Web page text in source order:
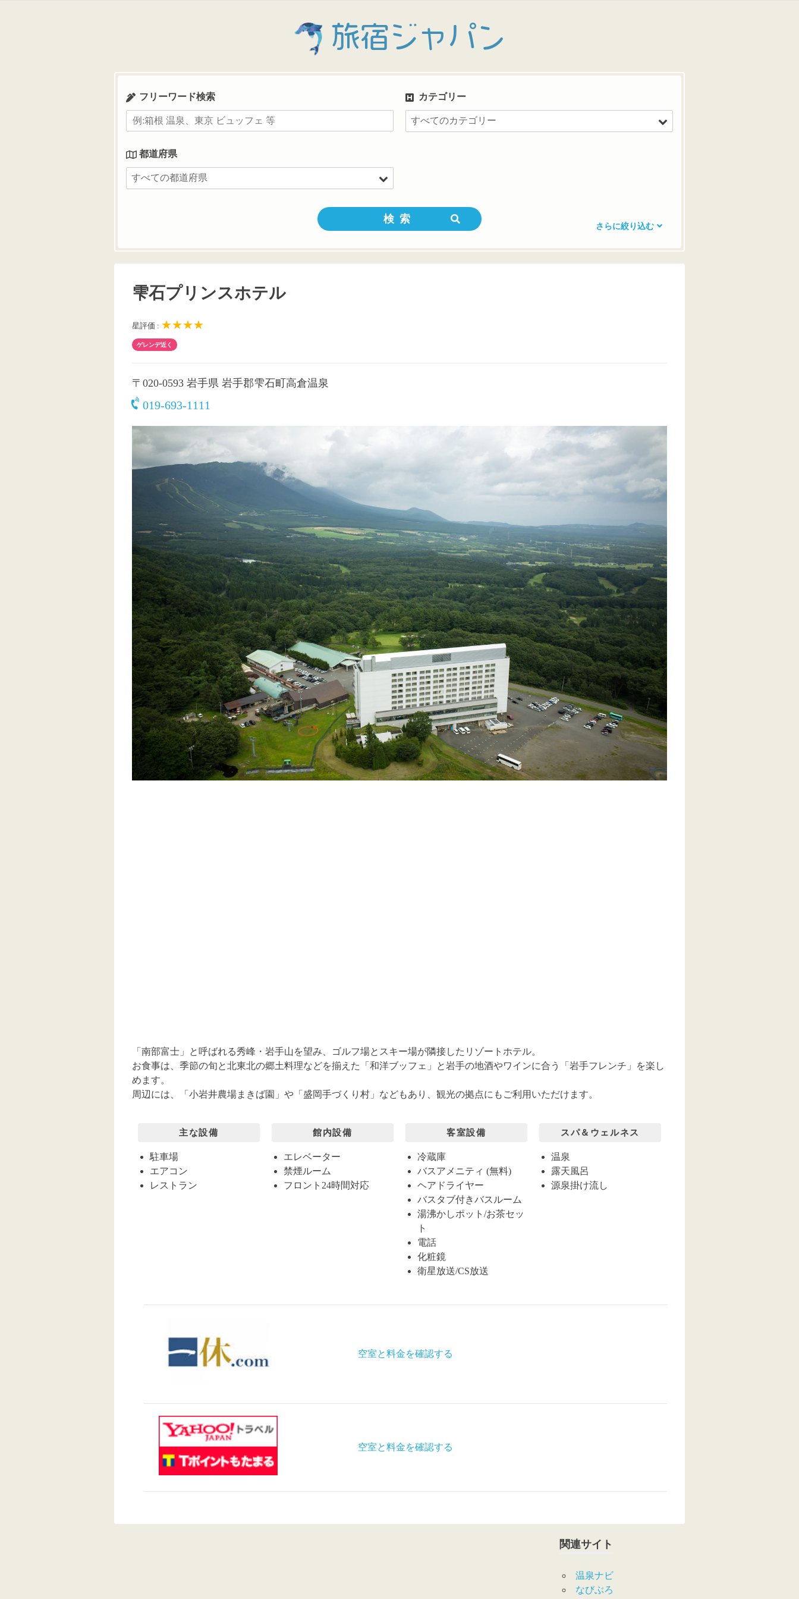
旅宿ジャパン
フリーワード検索 カテゴリー
都道府県
さらに絞り込む
雫石プリンスホテル
星評価 : ★★★★
ゲレンデ近く
〒020-0593 岩手県 岩手郡雫石町高倉温泉
019-693-1111
「南部富士」と呼ばれる秀峰・岩手山を望み、ゴルフ場とスキー場が隣接したリゾートホテル。
お食事は、季節の旬と北東北の郷土料理などを揃えた「和洋ブッフェ」と岩手の地酒やワインに合う「岩手フレンチ」を楽し
めます。
周辺には、「小岩井農場まきば園」や「盛岡手づくり村」などもあり、観光の拠点にもご利用いただけます。
主な設備
駐車場
エアコン
レストラン
館内設備
エレベーター
禁煙ルーム
フロント24時間対応
客室設備
冷蔵庫
バスアメニティ (無料)
ヘアドライヤー
バスタブ付きバスルーム
湯沸かしポット/お茶セッ
ト
電話
化粧鏡
衛星放送/CS放送
スパ＆ウェルネス
温泉
露天風呂
源泉掛け流し
空室と料金を確認する
空室と料金を確認する
関連サイト
温泉ナビ
なびぶろ